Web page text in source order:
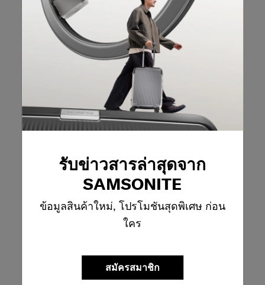
รับข่าวสารล่าสุดจาก
SAMSONITE
ข้อมูลสินค้าใหม่, โปรโมชันสุดพิเศษ ก่อน
ใคร
สมัครสมาชิก
ข้อดี Good Capacity, Easy To Carry
โพสต์ครั้งแรกที่ECODIVER LAPTOP BACKPACK L
การตอบสนองจาก Samsonite Australia
The Samsonite Team
Hello, happy to hear you are loving your Ecodiver
Kind regards,
Samsonite Australia
Great small backpack
Love this backpack. The colour looks even better in person